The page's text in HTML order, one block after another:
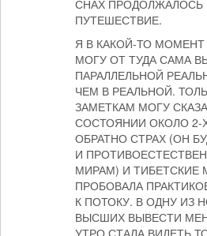
СНАХ ПРОДОЛЖАЛОСЬ
ПУТЕШЕСТВИЕ.
Я В КАКОЙ-ТО
МОГУ ОТ ТУДА САМА
ПАРАЛЛЕЛЬНОЙ
ЧЕМ В РЕАЛЬНОЙ.
ЗАМЕТКАМ МОГУ
СОСТОЯНИИ ОКОЛО 2-
ОБРАТНО СТРАХ (ОН
И
МИРАМ) И ТИБЕТСКИЕ
ПРОБОВАЛА
К ПОТОКУ. В ОДНУ ИЗ
ВЫСШИХ ВЫВЕСТИ
УТРО СТАЛА ВИДЕТЬ